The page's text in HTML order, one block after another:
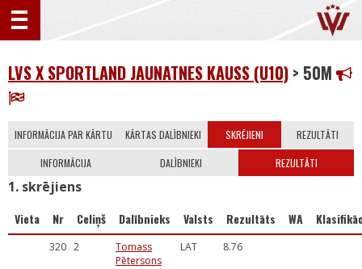
LVS X SPORTLAND JAUNATNES KAUSS (U10) > 50M
INFORMĀCIJA PAR KĀRTU KĀRTAS DALĪBNIEKI SKRĒJIENI REZULTĀTI
INFORMĀCIJA DALĪBNIEKI REZULTĀTI
1. skrējiens
Vieta Nr Celiņš Dalībnieks Valsts Rezultāts WA
320 2
Tomass
Pētersons
LAT 8.76